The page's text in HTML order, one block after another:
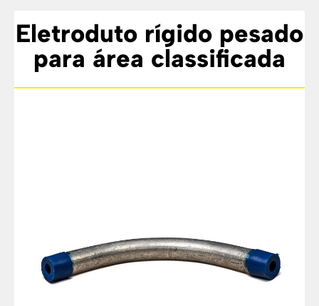
Eletroduto rígido pesado
para área classificada